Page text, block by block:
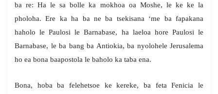
ba re: Ha le sa bolle ka mokhoa oa Moshe, le ke ke la
pholoha. Ere ka ha ba ne ba tsekisana ‘me ba fapakana
haholo le Paulosi le Barnabase, ha laeloa hore Paulosi le
Barnabase, le ba bang ba Antiokia, ba nyolohele Jerusalema
ho ea bona baapostola le baholo ka taba ena.
Bona, hoba ba felehetsoe ke kereke, ba feta Fenicia le